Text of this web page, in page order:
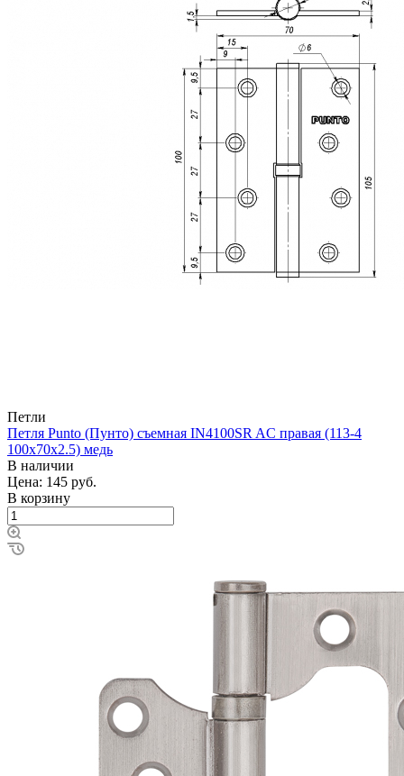
Петли
Петля Punto (Пунто) съемная IN4100SR AC правая (113-4
100х70х2.5) медь
В наличии
Цена: 145 руб.
В корзину